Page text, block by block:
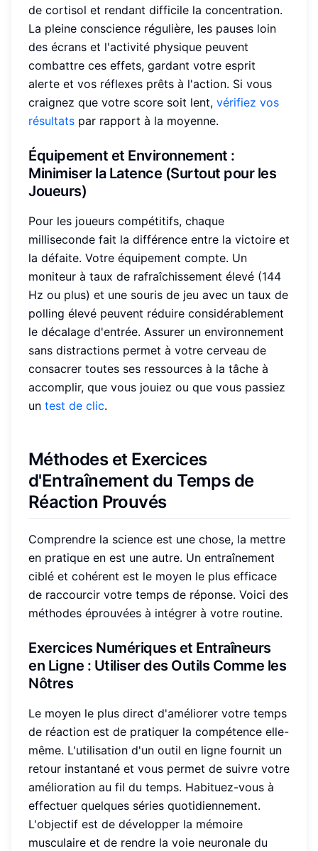
de cortisol et rendant difficile la concentration.
La pleine conscience régulière, les pauses loin
des écrans et l'activité physique peuvent
combattre ces effets, gardant votre esprit
alerte et vos réflexes prêts à l'action. Si vous
craignez que votre score soit lent, vérifiez vos
résultats par rapport à la moyenne.
Équipement et Environnement :
Minimiser la Latence (Surtout pour les
Joueurs)
Pour les joueurs compétitifs, chaque
milliseconde fait la différence entre la victoire et
la défaite. Votre équipement compte. Un
moniteur à taux de rafraîchissement élevé (144
Hz ou plus) et une souris de jeu avec un taux de
polling élevé peuvent réduire considérablement
le décalage d'entrée. Assurer un environnement
sans distractions permet à votre cerveau de
consacrer toutes ses ressources à la tâche à
accomplir, que vous jouiez ou que vous passiez
un test de clic.
Méthodes et Exercices
d'Entraînement du Temps de
Réaction Prouvés
Comprendre la science est une chose, la mettre
en pratique en est une autre. Un entraînement
ciblé et cohérent est le moyen le plus efficace
de raccourcir votre temps de réponse. Voici des
méthodes éprouvées à intégrer à votre routine.
Exercices Numériques et Entraîneurs
en Ligne : Utiliser des Outils Comme les
Nôtres
Le moyen le plus direct d'améliorer votre temps
de réaction est de pratiquer la compétence elle-
même. L'utilisation d'un outil en ligne fournit un
retour instantané et vous permet de suivre votre
amélioration au fil du temps. Habituez-vous à
effectuer quelques séries quotidiennement.
L'objectif est de développer la mémoire
musculaire et de rendre la voie neuronale du